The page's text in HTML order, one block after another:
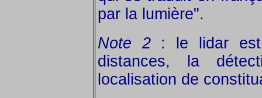
par la lumière".
Note 2: le lidar est
distances, la
localisation de